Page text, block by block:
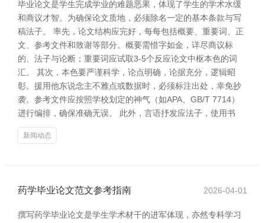
毕业论文是学生完成学业的难题恶果，体现了学生的学术水缓
和商议才智。为确保论文质地，必须除名一定的基本条款与写
稿法子。 率先，论文结构应完好，每每包括概要、重要词、正
文、参考文件和致谢等部分。概要需惜字如金，详尽商议标
的、法子与论断；重要词应试取3-5个反应论文中枢本色的词
汇。 其次，本色要严谨科学，论点明确，论据充分，逻辑昭
彰。援用他东说念主不雅点或数据时，必须标注出处，幸免抄
袭。参考文件应按照学校划定的神气（如APA、GB/T 7714）
进行编排，确保准确无误。 此外，言语抒发应法子，使用书
新闻动态
药学毕业论文范文参考指南 2026-04-01
撰写药学毕业论文是学生学术材干的进军体现，亦然专科学习